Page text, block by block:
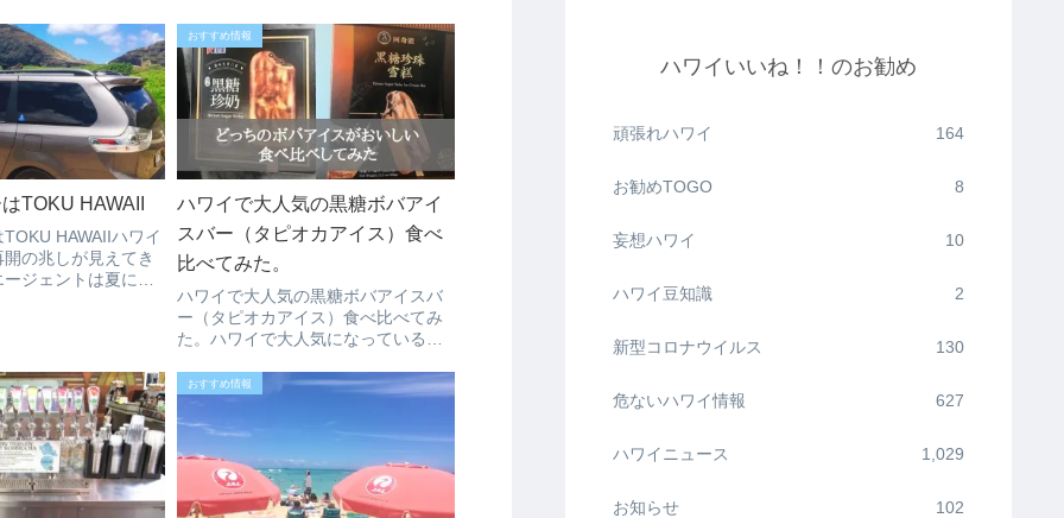
TOKU HAWAII
HAWAIIハワイ
の兆しが見えてき
ジェントは夏に向
おすすめ情報
ハワイで大人気の黒糖ボバアイ
スバー（タピオカアイス）食べ
比べてみた。
ハワイで大人気の黒糖ボバアイスバ
ー（タピオカアイス）食べ比べてみ
た。ハワイで大人気になっている黒
かでていますが実際に味はどうなの
か写真の2つの黒糖ボバアイスバーを
食べ比べてみました。左：一番人気
おすすめ情報
ハワイいいね！！のお勧め
頑張れハワイ 164
お勧めTOGO 8
妄想ハワイ 10
ハワイ豆知識 2
新型コロナウイルス 130
危ないハワイ情報 627
ハワイニュース 1,029
お知らせ 102